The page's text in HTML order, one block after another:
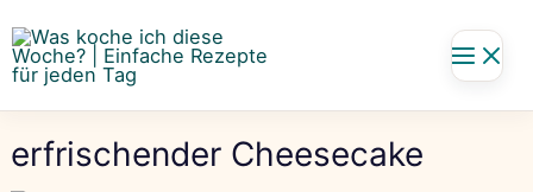
Inhalt
springen
erfrischender Cheesecake